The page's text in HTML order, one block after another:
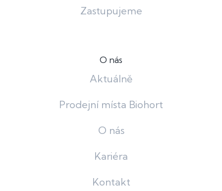
Zastupujeme
O nás
Aktuálně
Prodejní místa Biohort
O nás
Kariéra
Kontakt